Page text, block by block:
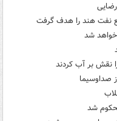
نفت هند را هدف گرفت
خواهد شد
نقش بر آب کردند